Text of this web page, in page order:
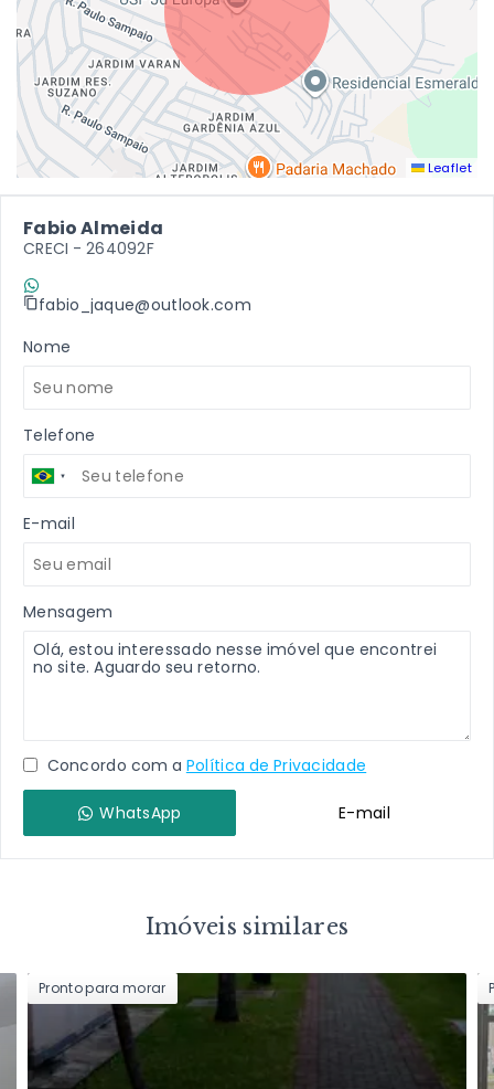
Leaflet
Fabio Almeida
CRECI - 264092F
fabio_jaque@outlook.com
Nome
Telefone
E-mail
Mensagem
Concordo com a Política de Privacidade
WhatsApp E-mail
Imóveis similares
Pronto para morar